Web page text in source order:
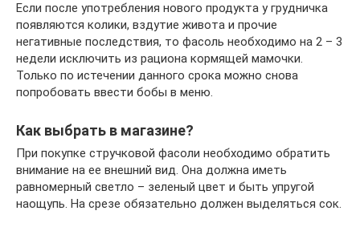
Если после употребления нового продукта у грудничка
появляются колики, вздутие живота и прочие
негативные последствия, то фасоль необходимо на 2 – 3
недели исключить из рациона кормящей мамочки.
Только по истечении данного срока можно снова
попробовать ввести бобы в меню.
Как выбрать в магазине?
При покупке стручковой фасоли необходимо обратить
внимание на ее внешний вид. Она должна иметь
равномерный светло – зеленый цвет и быть упругой
наощупь. На срезе обязательно должен выделяться сок.